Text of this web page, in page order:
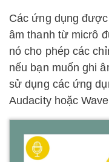
Các ứng dụng
âm thanh từ micrô
nó cho phép các
nếu bạn muốn ghi
sử dụng các ứng
Audacity hoặc